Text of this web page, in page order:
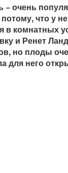
− очень
что у
в комнатных
и Ренет
но плоды
для него